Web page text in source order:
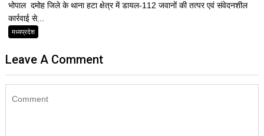
भोपाल दमोह जिले के थाना हटा क्षेत्र में डायल-112 जवानों की तत्पर एवं संवेदनशील
कार्रवाई से...
मध्यप्रदेश
Leave A Comment